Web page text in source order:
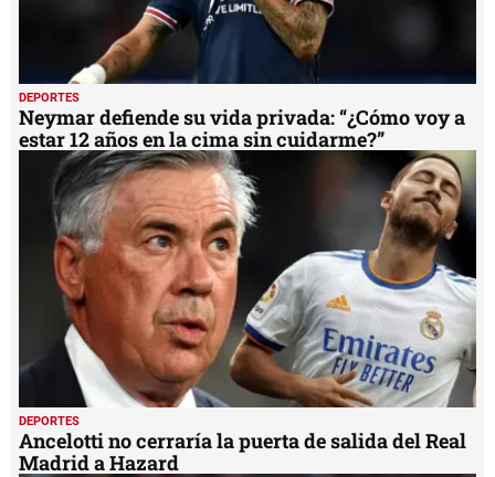
DEPORTES
Neymar defiende su vida privada: “¿Cómo voy a
estar 12 años en la cima sin cuidarme?”
DEPORTES
Ancelotti no cerraría la puerta de salida del Real
Madrid a Hazard